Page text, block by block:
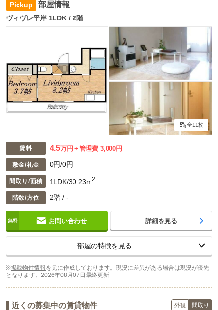
部屋情報
ヴィヴレ平岸 1LDK / 2階
全11枚
賃料 4.5万円 管理費 3,000円
敷金/礼金 0円/0円
間取り/面積 1LDK/30.23m2
階数/方位 2階 / -
お問い合わせ 詳細を見る
部屋の特徴を見る
※掲載物件情報を元に作成しております。現況に差異がある場合は現況が優先
となります。 2026年08月07日最終更新
近くの募集中の賃貸物件 外観 間取り